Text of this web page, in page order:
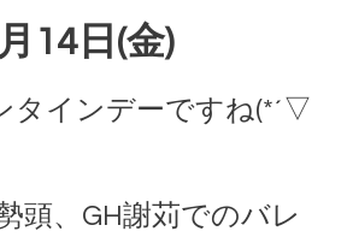
14日(金)
タインデーですね(*´▽
頭、GH謝苅でのバレ